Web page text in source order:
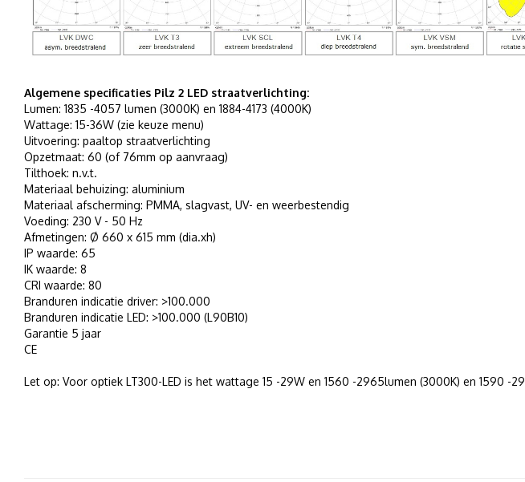
Algemene specificaties Pilz 2 LED straatverlichting:
Lumen: 1835 -4057 lumen (3000K) en 1884-4173 (4000K)
Wattage: 15-36W (zie keuze menu)
Uitvoering: paaltop straatverlichting
Opzetmaat: 60 (of 76mm op aanvraag)
Tilthoek: n.v.t.
Materiaal behuizing: aluminium
Materiaal afscherming: PMMA, slagvast, UV- en weerbestendig
Voeding: 230 V - 50 Hz
Afmetingen: Ø 660 x 615 mm (dia.xh)
IP waarde: 65
IK waarde: 8
CRI waarde: 80
Branduren indicatie driver: >100.000
Branduren indicatie LED: >100.000 (L90B10)
Garantie 5 jaar
CE
Let op: Voor optiek LT300-LED is het wattage 15 -29W en 1560 -2965lumen (3000K) en 1590 -